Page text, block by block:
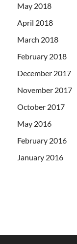
May 2018
April 2018
March 2018
February 2018
December 2017
November 2017
October 2017
May 2016
February 2016
January 2016